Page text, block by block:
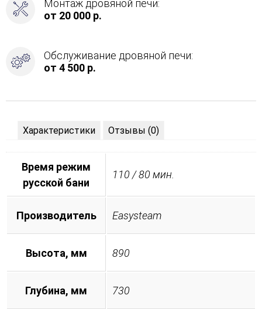
Монтаж дровяной печи:
от 20 000 р.
Обслуживание дровяной печи:
от 4 500 р.
Характеристики Отзывы (0)
Время режим
русской бани
110 / 80 мин.
Производитель Easysteam
Высота, мм 890
Глубина, мм 730